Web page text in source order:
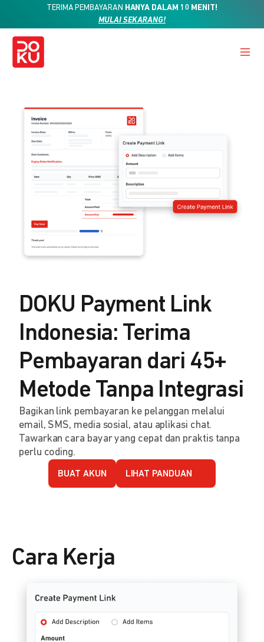
TERIMA PEMBAYARAN HANYA DALAM 10 MENIT!
MULAI SEKARANG!
DOKU Payment Link
Indonesia: Terima
Pembayaran dari 45+
Metode Tanpa Integrasi
Bagikan link pembayaran ke pelanggan melalui
email, SMS, media sosial, atau aplikasi chat.
Tawarkan cara bayar yang cepat dan praktis tanpa
perlu coding.
BUAT AKUN LIHAT PANDUAN
Cara Kerja